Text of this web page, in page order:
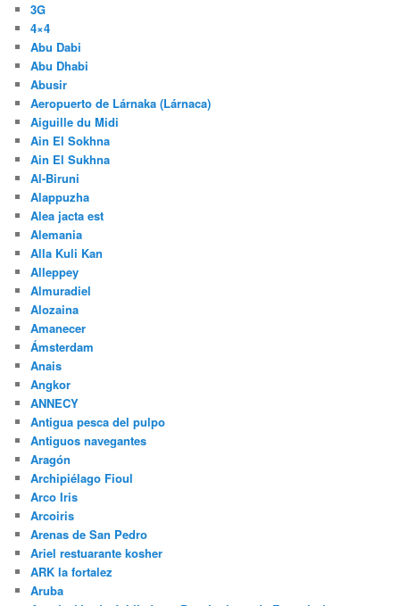
3G
4×4
Abu Dabi
Abu Dhabi
Abusir
Aeropuerto de Lárnaka (Lárnaca)
Aiguille du Midi
Ain El Sokhna
Ain El Sukhna
Al-Biruni
Alappuzha
Alea jacta est
Alemania
Alla Kuli Kan
Alleppey
Almuradiel
Alozaina
Amanecer
Ámsterdam
Anais
Angkor
ANNECY
Antigua pesca del pulpo
Antiguos navegantes
Aragón
Archipiélago Fioul
Arco Iris
Arcoiris
Arenas de San Pedro
Ariel restuarante kosher
ARK la fortalez
Aruba